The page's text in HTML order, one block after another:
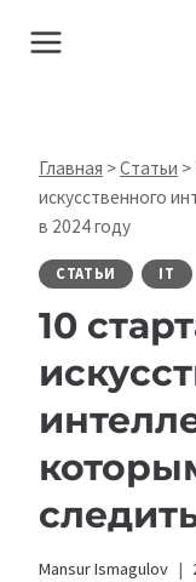
Главная >Статьи >
искусственного
в 2024 году
СТАТЬИ IT
10
Mansur Ismagulov